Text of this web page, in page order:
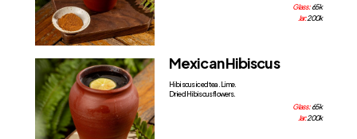
Glass:65k
Jar:200k
Mexican Hibiscus
Hibiscus iced tea. Lime.
Dried Hibiscus flowers.
Glass:65k
Jar:200k